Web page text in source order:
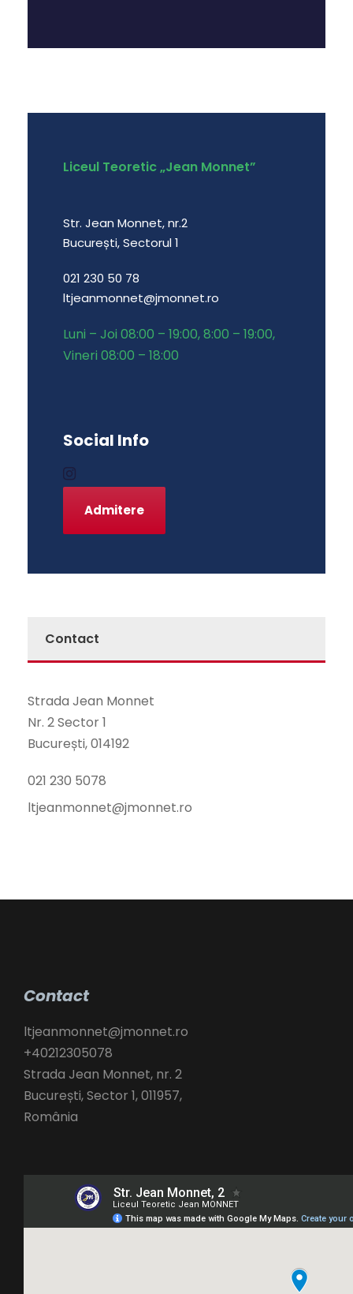
Liceul Teoretic „Jean Monnet”
Str. Jean Monnet, nr.2
București, Sectorul 1
021 230 50 78
ltjeanmonnet@jmonnet.ro
Luni – Joi 08:00 – 19:00, 8:00 – 19:00,
Vineri 08:00 – 18:00
Social Info
Admitere
Contact
Strada Jean Monnet
Nr. 2 Sector 1
București, 014192
021 230 5078
ltjeanmonnet@jmonnet.ro
Contact
ltjeanmonnet@jmonnet.ro
+40212305078
Strada Jean Monnet, nr. 2
București,Sector 1,011957,
România